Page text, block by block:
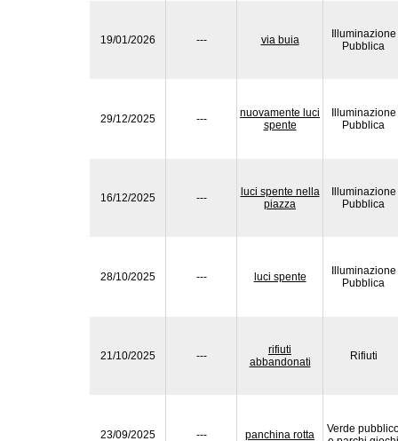
19/01/2026 --- via buia
Illuminazione
Pubblica
29/12/2025 ---
nuovamente luci
spente
Illuminazione
Pubblica
16/12/2025 ---
luci spente nella
piazza
Illuminazione
Pubblica
28/10/2025 --- luci spente
Illuminazione
Pubblica
21/10/2025 ---
rifiuti
abbandonati
Rifiuti
23/09/2025 --- panchina rotta
Verde